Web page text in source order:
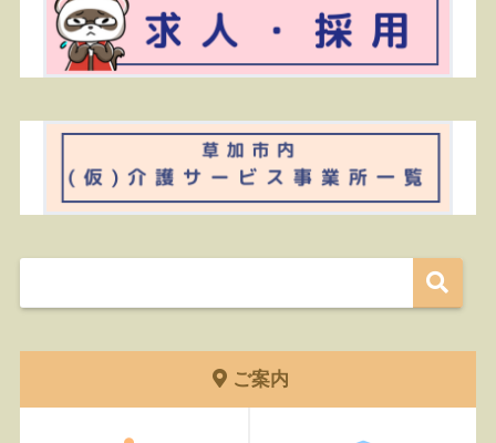
ご案内